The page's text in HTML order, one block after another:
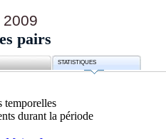
2009
pairs
STATISTIQUES